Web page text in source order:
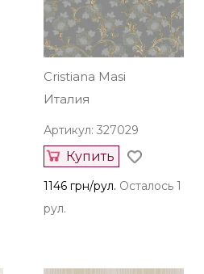
Cristiana Masi
Италия
Артикул: 327029
Купить
1146 грн/рул. Осталось 1
рул.